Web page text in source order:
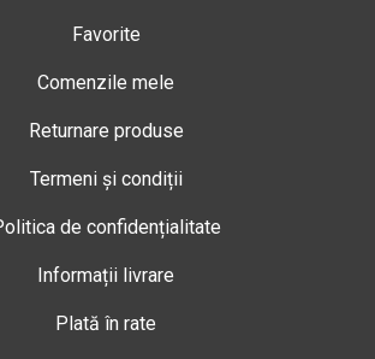
Favorite
Comenzile mele
Returnare produse
Termeni și condiții
de confidențialitate
Informații livrare
Plată în rate